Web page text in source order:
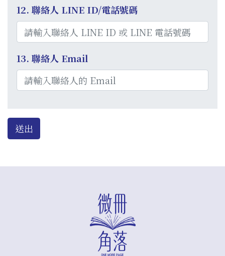
12. 聯絡人 LINE ID/電話號碼
13. 聯絡人 Email
垂
直
索
標